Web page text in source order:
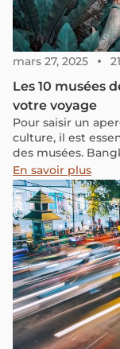
mars 27, 2025
Les 10 musées
votre voyage
Pour saisir un
culture, il est
des musées.
abrite une
aspects du pays.
pour vous les 10
Bangkok, afin de
plus, nous vous
permettre de
En savoir plus